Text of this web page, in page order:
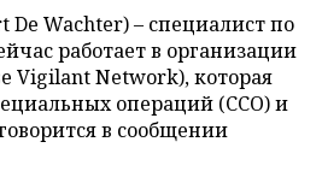
De Wachter) – специалист по
работает в организации
Vigilant Network), которая
операций (ССО) и
в сообщении